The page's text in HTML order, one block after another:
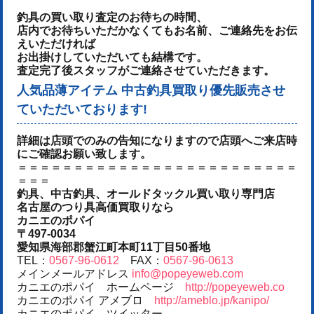
釣具の買い取り査定のお待ちの時間、
店内でお待ちいただかなくてもお名前、ご連絡先をお伝
えいただければ
お出掛けしていただいても結構です。
査定完了後スタッフがご連絡させていただきます。
人気品薄アイテム 中古釣具買取り優先販売させ
ていただいております!
詳細は店頭でのみの告知になりますので店頭へご来店時
にご確認お願い致します。
＝＝＝＝＝＝＝＝＝＝＝＝＝＝＝＝＝＝＝＝＝＝＝＝＝
＝＝＝
釣具、中古釣具、オールドタックル買い取り専門店
名古屋のつり具高価買取りなら
カニエのポパイ
〒497-0034
愛知県海部郡蟹江町本町11丁目50番地
TEL： 0567-96-0612 FAX： 0567-96-0613
メインメールアドレス info@popeyeweb.com
カニエのポパイ ホームページ
http://popeyeweb.co
カニエのポパイ アメブロ
http://ameblo.jp/kanipo/